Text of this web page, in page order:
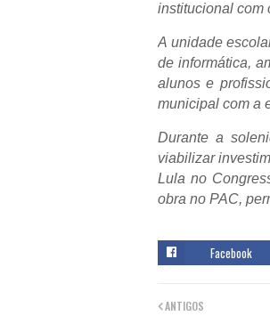
institucional com
A unidade
de informática,
alunos e
municipal com a
Durante a
viabilizar
Lula no
obra no PAC,
Facebook
ANTIGOS